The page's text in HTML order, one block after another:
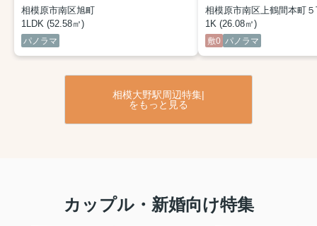
相模原市南区旭町
1LDK (52.58㎡)
パノラマ
相模原市南区上鶴間本町
1K (26.08㎡)
敷0 パノラマ
相模大野駅周辺特集|
をもっと見る
カップル・新婚向け特集